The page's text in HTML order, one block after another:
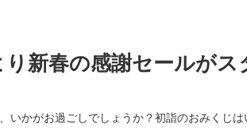
り新春の感謝セールがス
いかがお過ごしでしょうか？初詣のおみくじは